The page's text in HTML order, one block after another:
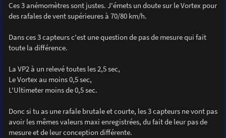
Ces 3 anémomètres sont justes. J'émets un doute sur le Vortex pour
des rafales de vent supérieures à 70/80 km/h.
Dans ces 3 capteurs c'est une question de pas de mesure qui fait
toute la différence.
La VP2 à un relevé toutes les 2,5 sec,
Le Vortex au moins 0,5 sec,
L'Ultimeter moins de 0,5 sec.
Donc si tu as une rafale brutale et courte, les 3 capteurs ne vont pas
avoir les mêmes valeurs maxi enregistrées, du fait de leur pas de
mesure et de leur conception différente.